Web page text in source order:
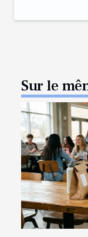
Sur le